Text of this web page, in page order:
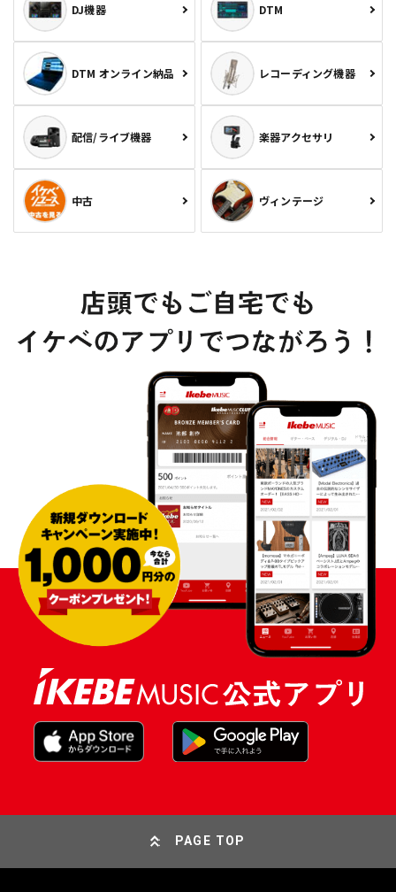
DJ機器 DTM
DTM オンライン納品 レコーディング機器
配信/ライブ機器 楽器アクセサリ
中古 ヴィンテージ
PAGE TOP